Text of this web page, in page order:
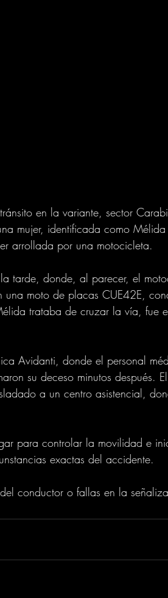
en la variante, sector
mujer, identificada como
arrollada por una motocicleta.
tarde, donde, al parecer, el
moto de placas CUE42E,
trataba de cruzar la vía, fue
Avidanti, donde el personal
su deceso minutos después.
a un centro asistencial,
para controlar la movilidad e
exactas del accidente.
conductor o fallas en la